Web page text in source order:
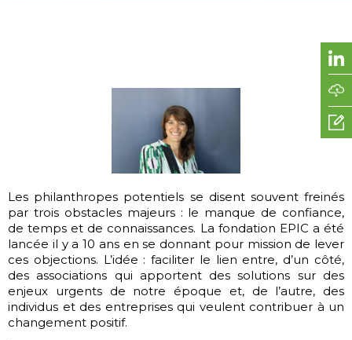
Les philanthropes potentiels se disent souvent freinés
par trois obstacles majeurs : le manque de confiance,
de temps et de connaissances. La fondation EPIC a été
lancée il y a 10 ans en se donnant pour mission de lever
ces objections. L’idée : faciliter le lien entre, d’un côté,
des associations qui apportent des solutions sur des
enjeux urgents de notre époque et, de l’autre, des
individus et des entreprises qui veulent contribuer à un
changement positif.